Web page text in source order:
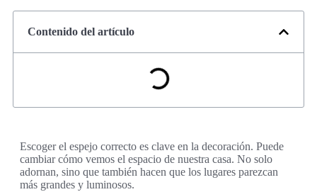
Contenido del artículo
Escoger el espejo correcto es clave en la decoración. Puede
cambiar cómo vemos el espacio de nuestra casa. No solo
adornan, sino que también hacen que los lugares parezcan
más grandes y luminosos.